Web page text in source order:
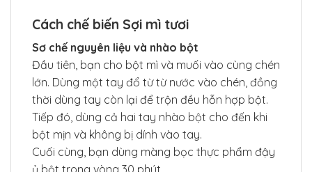
Cách chế biến Sợi mì tươi
Sơ chế nguyên liệu và nhào bột
Đầu tiên, bạn cho bột mì và muối vào cùng chén
lớn. Dùng một tay đổ từ từ nước vào chén, đồng
thời dùng tay còn lại để trộn đều hỗn hợp bột.
Tiếp đó, dùng cả hai tay nhào bột cho đến khi
bột mịn và không bị dính vào tay.
Cuối cùng, bạn dùng màng bọc thực phẩm đậy